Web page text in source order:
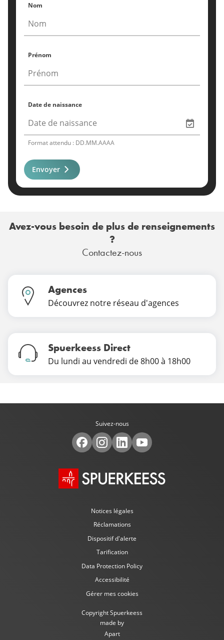
Nom
Prénom
Date de naissance
Format attendu : DD.MM.AAAA
Envoyer
Avez-vous besoin de plus de renseignements
?
Contactez-nous
Agences
Découvrez notre réseau d'agences
Spuerkeess Direct
Du lundi au vendredi de 8h00 à 18h00
Suivez-nous
Notices légales
Réclamations
Dispositif d'alerte
Tarification
Data Protection Policy
Accessibilité
Gérer mes cookies
Copyright Spuerkeess
made by
Apart